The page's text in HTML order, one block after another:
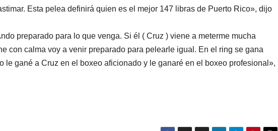
Esta pelea definirá quien es el mejor 147 libras de Puerto Rico», dijo
preparado para lo que venga. Si él ( Cruz ) viene a meterme mucha
con calma voy a venir preparado para pelearle igual. En el ring se gana
le gané a Cruz en el boxeo aficionado y le ganaré en el boxeo profesional»,